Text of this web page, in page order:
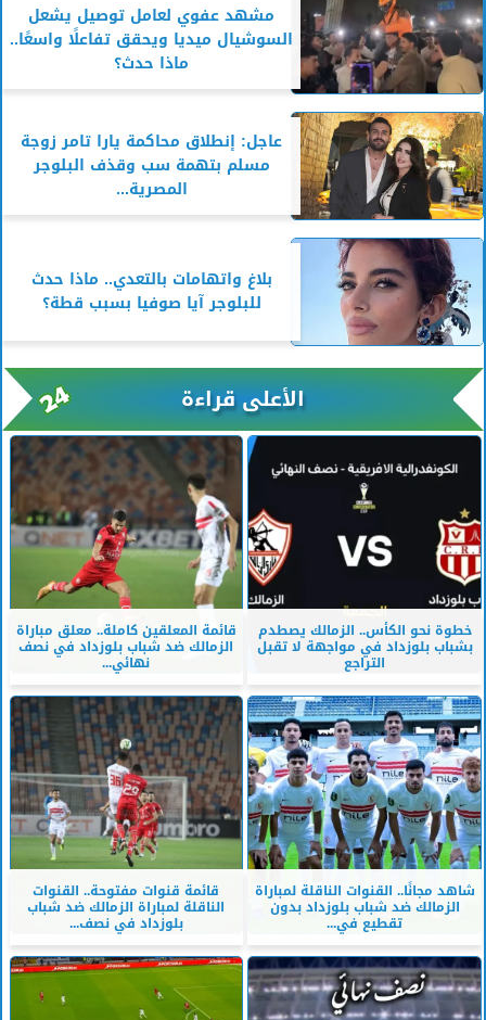
مشهد عفوي لعامل توصيل يشعل
السوشيال ميديا ويحقق تفاعلًا واسعًا..
ماذا حدث؟
عاجل: إنطلاق محاكمة يارا تامر زوجة
مسلم بتهمة سب وقذف البلوجر
المصرية...
بلاغ واتهامات بالتعدي.. ماذا حدث
للبلوجر آيا صوفيا بسبب قطة؟
الأعلى قراءة
خطوة نحو الكأس.. الزمالك يصطدم
بشباب بلوزداد في مواجهة لا تقبل
التراجع
قائمة المعلقين كاملة.. معلق مباراة
الزمالك ضد شباب بلوزداد في نصف
نهائي...
شاهد مجانًا.. القنوات الناقلة لمباراة
الزمالك ضد شباب بلوزداد بدون
تقطيع في...
قائمة قنوات مفتوحة.. القنوات
الناقلة لمباراة الزمالك ضد شباب
بلوزداد في نصف...